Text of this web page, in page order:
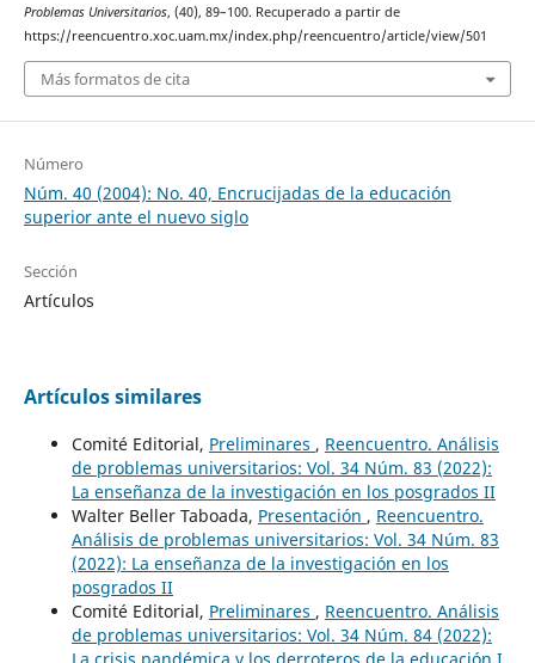
Problemas Universitarios, (40), 89–100. Recuperado a partir de
https://reencuentro.xoc.uam.mx/index.php/reencuentro/article/view/501
Más formatos de cita
Número
Núm. 40 (2004): No. 40, Encrucijadas de la educación
superior ante el nuevo siglo
Sección
Artículos
Artículos similares
Comité Editorial, Preliminares , Reencuentro. Análisis
de problemas universitarios: Vol. 34 Núm. 83 (2022):
La enseñanza de la investigación en los posgrados II
Walter Beller Taboada, Presentación , Reencuentro.
Análisis de problemas universitarios: Vol. 34 Núm. 83
(2022): La enseñanza de la investigación en los
posgrados II
Comité Editorial, Preliminares , Reencuentro. Análisis
de problemas universitarios: Vol. 34 Núm. 84 (2022):
La crisis pandémica y los derroteros de la educación I